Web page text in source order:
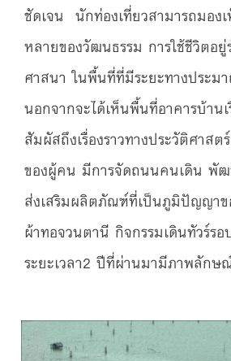
ชัดเจน นักท่องเที่ยวสามารถมอง
หลายของวัฒนธรรม การใช้ชีวิตอ
ศาสนา ในพื้นที่ที่มีระยะทางประม
นอกจากจะได้เห็นพื้นที่อาคารบ้าน
สัมผัสถึงเรื่องราวทางประวัติศาส
ของผู้คน มีการจัดถนนคนเดิน พั
ส่งเสริมผลิตภัณฑ์ที่เป็นภูมิปัญญา
ผ้าทอจวนตานี กิจกรรมเดินทัวร์ร
ระยะเวลา2 ปีที่ผ่านมามีภาพลักษ